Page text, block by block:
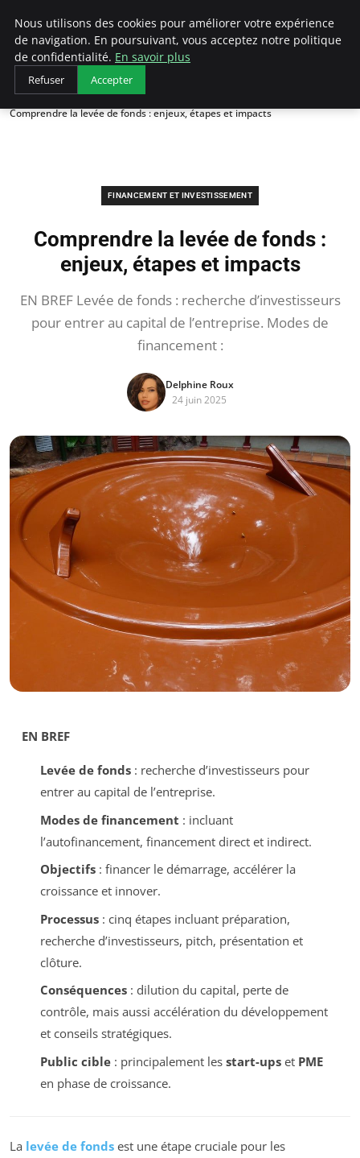
LECFCM
Accueil
Financement et investissement
Comprendre la levée de fonds : enjeux, étapes et impacts
FINANCEMENT ET INVESTISSEMENT
Comprendre la levée de fonds :
enjeux, étapes et impacts
EN BREF Levée de fonds : recherche d’investisseurs
pour entrer au capital de l’entreprise. Modes de
financement :
Delphine Roux
24 juin 2025
EN BREF
Levée de fonds: recherche d’investisseurs pour
entrer au capital de l’entreprise.
Modes de financement : incluant
l’autofinancement, financement direct et indirect.
Objectifs: financer le démarrage, accélérer la
croissance et innover.
Processus: cinq étapes incluant préparation,
recherche d’investisseurs, pitch, présentation et
clôture.
Conséquences: dilution du capital, perte de
contrôle, mais aussi accélération du développement
et conseils stratégiques.
Public cible: principalement les start-upset PME
en phase de croissance.
La levée de fonds est une étape cruciale pour les
Nous utilisons des cookies pour améliorer votre expérience
de navigation. En poursuivant, vous acceptez notre politique
de confidentialité. En savoir plus
Refuser Accepter